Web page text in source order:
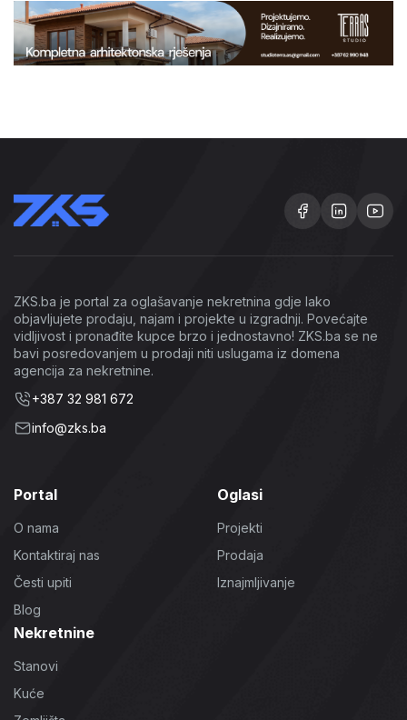
ZKS.ba je portal za oglašavanje nekretnina gdje lako
objavljujete prodaju, najam i projekte u izgradnji. Povećajte
vidljivost i pronađite kupce brzo i jednostavno! ZKS.ba se ne
bavi posredovanjem u prodaji niti uslugama iz domena
agencija za nekretnine.
+387 32 981 672
info@zks.ba
Portal
O nama
Kontaktiraj nas
Česti upiti
Blog
Oglasi
Projekti
Prodaja
Iznajmljivanje
Nekretnine
Stanovi
Kuće